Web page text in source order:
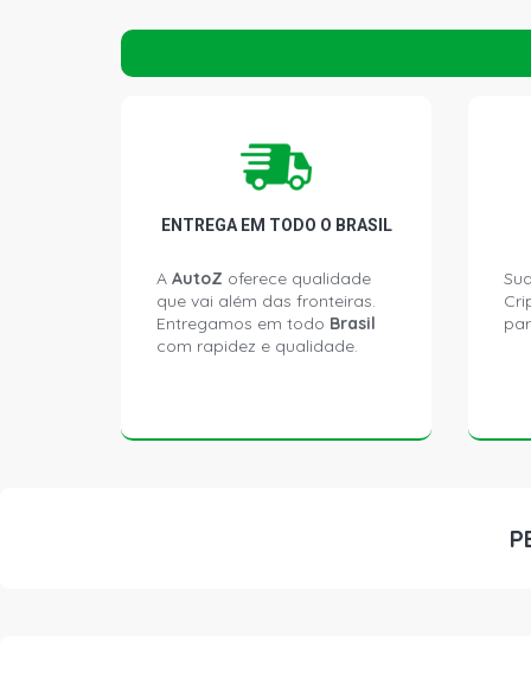
ENTREGA EM TODO O BRASIL
A AutoZ oferece qualidade
que vai além das fronteiras.
Entregamos em todo Brasil
com rapidez e qualidade.